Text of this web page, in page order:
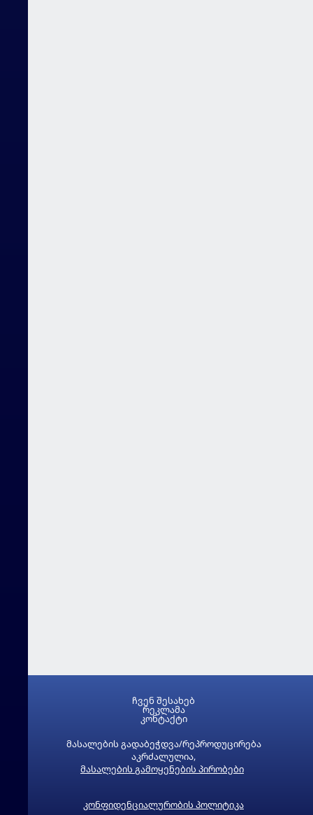
მასალების გადაბეჭდვა/რეპროდუცირება
აკრძალულია,
მასალების გამოყენების პირობები
კონფიდენციალურობის პოლიტიკა
ჩვენ შესახებ
რეკლამა
კონტაქტი